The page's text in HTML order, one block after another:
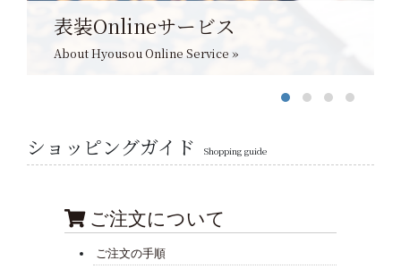
表装Onlineサービス
About Hyousou Online Service »
ショッピングガイド Shopping guide
ご注文について
ご注文の手順